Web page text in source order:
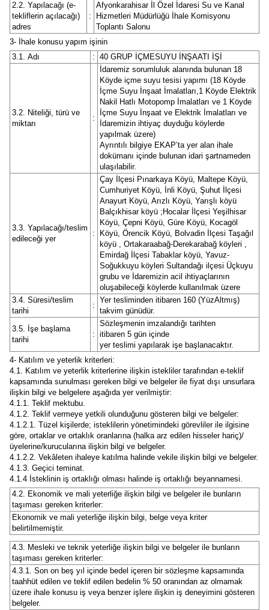
2.2. Yapılacağı (e-
tekliflerin açılacağı)
adres
:
Afyonkarahisar İl Özel İdaresi Su ve Kanal
Hizmetleri Müdürlüğü İhale Komisyonu
Toplantı Salonu
3- İhale konusu yapım işinin
3.1. Adı
: 40 GRUP İÇMESUYU İNŞAATI İŞİ
3.2. Niteliği, türü ve
miktarı
:
İdaremiz sorumluluk alanında bulunan 18
Köyde içme suyu tesisi yapımı (18 Köyde
İçme Suyu İnşaat İmalatları,1 Köyde Elektrik
Nakil Hatlı Motopomp İmalatları ve 1 Köyde
İçme Suyu İnşaat ve Elektrik İmalatları ve
İdaremizin ihtiyaç duyduğu köylerde
yapılmak üzere)
Ayrıntılı bilgiye EKAP’ta yer alan ihale
dokümanı içinde bulunan idari şartnameden
ulaşılabilir.
3.3. Yapılacağı/teslim
edileceği yer
:
Çay İlçesi Pınarkaya Köyü, Maltepe Köyü,
Cumhuriyet Köyü, İnli Köyü, Şuhut İlçesi
Anayurt Köyü, Arızlı Köyü, Yarışlı köyü
Balçıkhisar köyü ;Hocalar İlçesi Yeşilhisar
Köyü, Çepni Köyü, Güre Köyü, Kocagöl
Köyü, Örencik Köyü, Bolvadin İlçesi Taşağıl
köyü , Ortakaraabağ-Derekarabağ köyleri ,
Emirdağ İlçesi Tabaklar köyü, Yavuz-
Soğukkuyu köyleri Sultandağı ilçesi Üçkuyu
grubu ve İdaremizin acil ihtiyaçlarının
oluşabileceği köylerde kullanılmak üzere
3.4. Süresi/teslim
tarihi
:
Yer tesliminden itibaren 160 (YüzAltmış)
takvim günüdür.
3.5. İşe başlama
tarihi
:
Sözleşmenin imzalandığı tarihten
itibaren 5 gün içinde
yer teslimi yapılarak işe başlanacaktır.
4- Katılım ve yeterlik kriterleri:
4.1. Katılım ve yeterlik kriterlerine ilişkin istekliler tarafından e-teklif
kapsamında sunulması gereken bilgi ve belgeler ile fiyat dışı unsurlara
ilişkin bilgi ve belgelere aşağıda yer verilmiştir:
4.1.1. Teklif mektubu.
4.1.2. Teklif vermeye yetkili olunduğunu gösteren bilgi ve belgeler:
4.1.2.1. Tüzel kişilerde; isteklilerin yönetimindeki görevliler ile ilgisine
göre, ortaklar ve ortaklık oranlarına (halka arz edilen hisseler hariç)/
üyelerine/kurucularına ilişkin bilgi ve belgeler.
4.1.2.2. Vekâleten ihaleye katılma halinde vekile ilişkin bilgi ve belgeler.
4.1.3. Geçici teminat.
4.1.4 İsteklinin iş ortaklığı olması halinde iş ortaklığı beyannamesi.
4.2. Ekonomik ve mali yeterliğe ilişkin bilgi ve belgeler ile bunların
taşıması gereken kriterler:
Ekonomik ve mali yeterliğe ilişkin bilgi, belge veya kriter
belirtilmemiştir.
4.3. Mesleki ve teknik yeterliğe ilişkin bilgi ve belgeler ile bunların
taşıması gereken kriterler:
4.3.1. Son on beş yıl içinde bedel içeren bir sözleşme kapsamında
taahhüt edilen ve teklif edilen bedelin % 50 oranından az olmamak
üzere ihale konusu iş veya benzer işlere ilişkin iş deneyimini gösteren
belgeler.